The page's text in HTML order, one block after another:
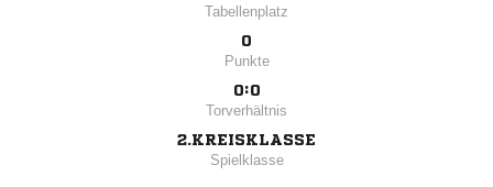
Tabellenplatz
0
Punkte
0:0
Torverhältnis
2.KREISKLASSE
Spielklasse